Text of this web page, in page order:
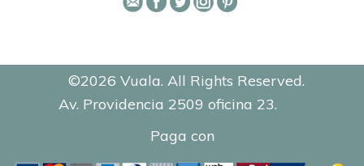
©2026 Vuala. All Rights Reserved.
Av. Providencia 2509 oficina 23.
Paga con